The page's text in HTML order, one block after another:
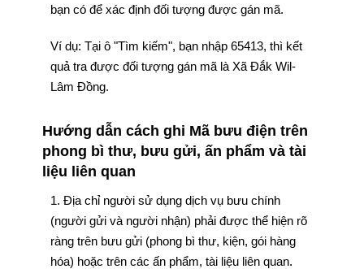
bạn có để xác định đối tượng được gán mã.
Ví dụ: Tại ô "Tìm kiếm", bạn nhập 65413, thì kết
quả tra được đối tượng gán mã là Xã Đắk Wil-
Lâm Đồng.
Hướng dẫn cách ghi Mã bưu điện trên
phong bì thư, bưu gửi, ấn phẩm và tài
liệu liên quan
1. Địa chỉ người sử dụng dịch vụ bưu chính
(người gửi và người nhận) phải được thể hiện rõ
ràng trên bưu gửi (phong bì thư, kiện, gói hàng
hóa) hoặc trên các ấn phẩm, tài liệu liên quan.